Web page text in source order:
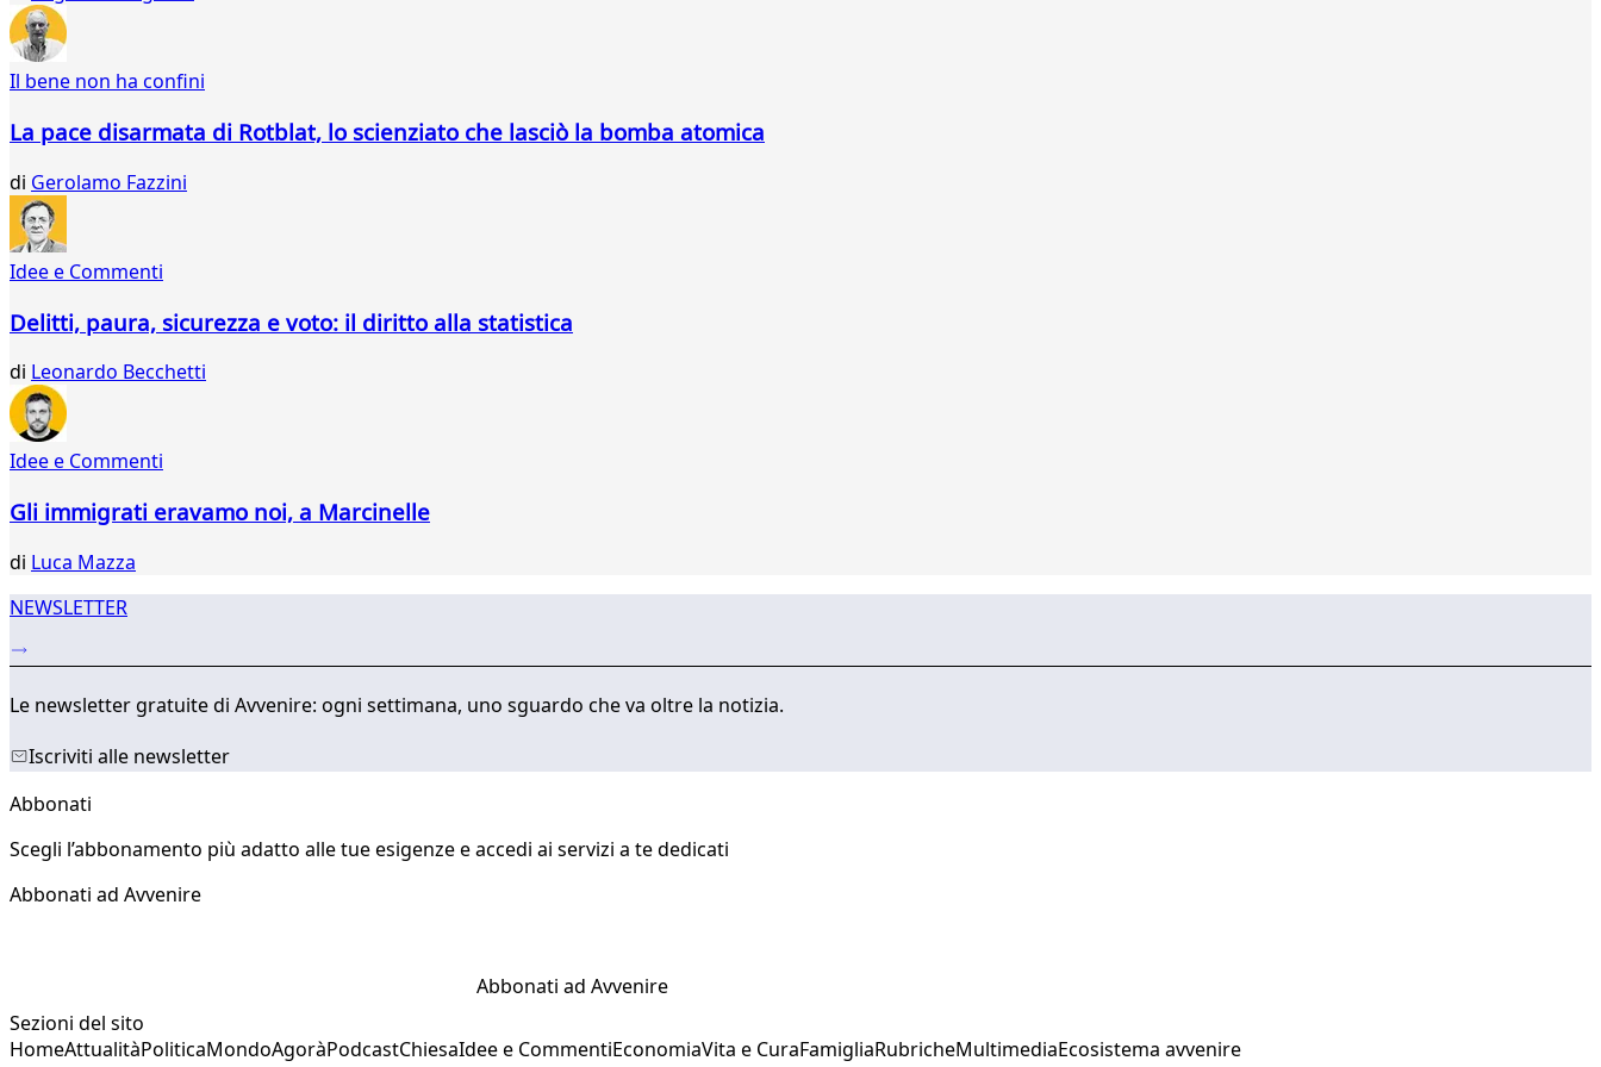
Il bene non ha confini
La pace disarmata di Rotblat, lo scienziato che lasciò la bomba atomica
di Gerolamo Fazzini
Idee e Commenti
Delitti, paura, sicurezza e voto: il diritto alla statistica
di Leonardo Becchetti
Idee e Commenti
Gli immigrati eravamo noi, a Marcinelle
di Luca Mazza
NEWSLETTER
Le newsletter gratuite di Avvenire: ogni settimana, uno sguardo che va oltre la notizia.
Iscriviti alle newsletter
Abbonati
Scegli l’abbonamento più adatto alle tue esigenze e accedi ai servizi a te dedicati
Abbonati ad Avvenire
Abbonati ad Avvenire
Sezioni del sito
HomeAttualitàPoliticaMondoAgoràPodcastChiesaIdee e CommentiEconomiaVita e CuraFamigliaRubricheMultimediaEcosistema avvenire